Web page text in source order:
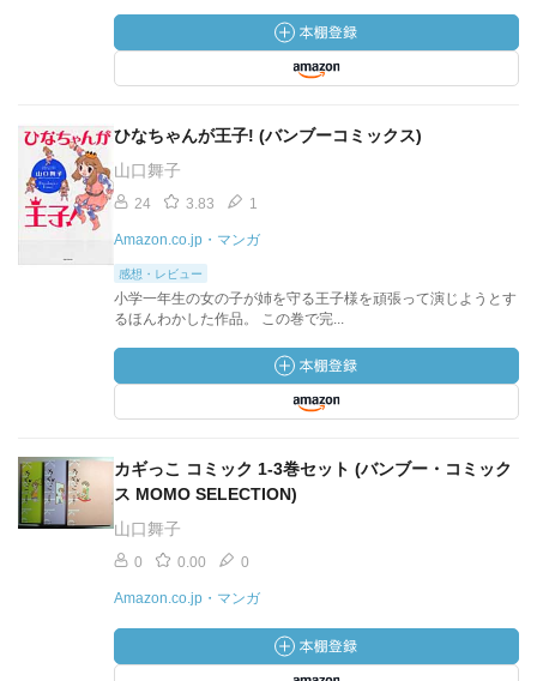
ひなちゃんが王子! (バンブーコミックス)
山口舞子
24 3.83 1
Amazon.co.jp・マンガ
感想・レビュー
小学一年生の女の子が姉を守る王子様を頑張って演じようとす
るほんわかした作品。 この巻で完...
カギっこ コミック 1-3巻セット (バンブー・コミック
ス MOMO SELECTION)
山口舞子
0 0.00 0
Amazon.co.jp・マンガ